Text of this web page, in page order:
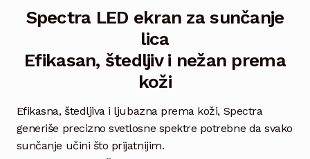
Spectra LED ekran za sunčanje
lica
Efikasan, štedljiv i nežan prema
koži
Efikasna, štedljiva i ljubazna prema koži, Spectra
generiše precizno svetlosne spektre potrebne da svako
sunčanje učini što prijatnijim.